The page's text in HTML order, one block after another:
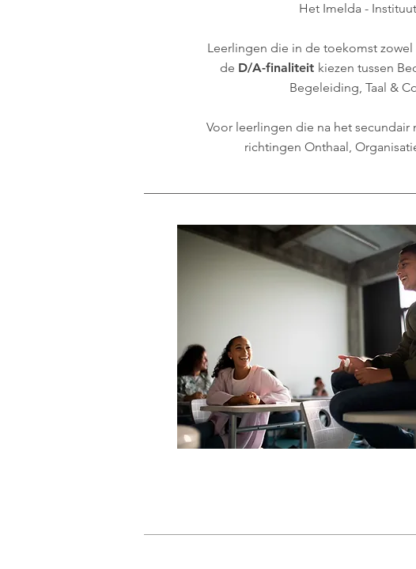
Het Imelda -
Leerlingen die in de toekomst
de D/A-finaliteit kiezen tussen
Begeleiding, Taal &
Voor leerlingen die na het
richtingen Onthaal,